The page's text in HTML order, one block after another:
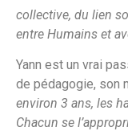
collective, du lien
entre Humains et
Yann est un vrai
de pédagogie, son
environ 3 ans, les
Chacun se